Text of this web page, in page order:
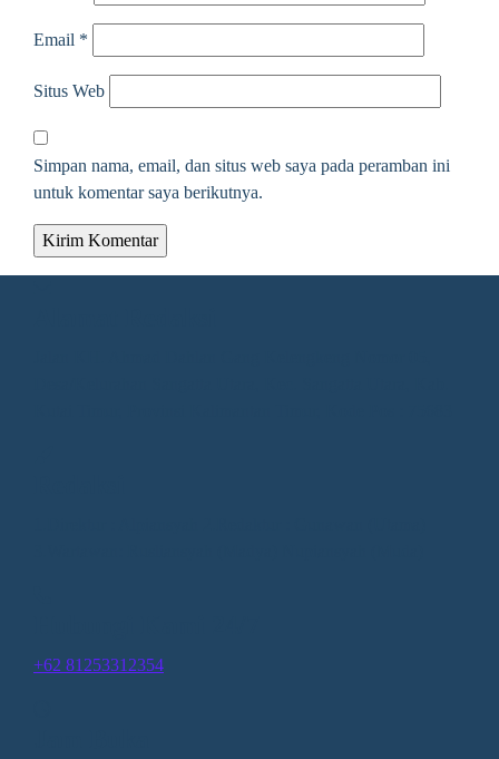
Email *
Situs Web
Simpan nama, email, dan situs web saya pada peramban ini
untuk komentar saya berikutnya.
+62 81253312354